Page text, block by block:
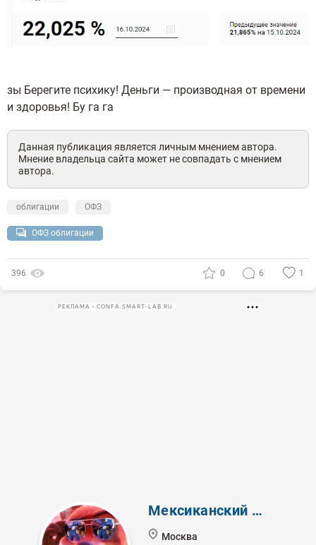
зы Берегите психику! Деньги — производная от времени
и здоровья! Бу га га
Данная публикация является личным мнением автора.
Мнение владельца сайта может не совпадать с мнением
автора.
облигации ОФЗ
ОФЗ облигации
396 0 6 1
РЕКЛАМА • CONFA.SMART-LAB.RU
Мексиканский Лис
Москва